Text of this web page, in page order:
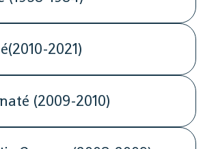
2021)
(2009-2010)